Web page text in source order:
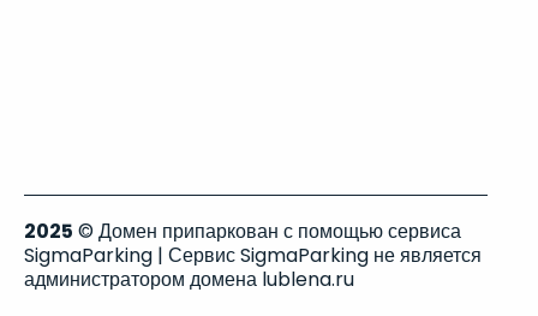
2025 © Домен припаркован с помощью сервиса
SigmaParking | Сервис SigmaParking не является
администратором домена lublena.ru